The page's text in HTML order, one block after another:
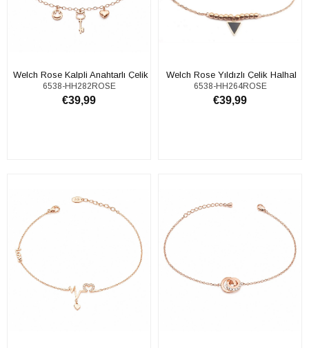
​​​ Welch Rose Kalpli Anahtarlı Çelik
Halhal
6538-HH282ROSE
€39,99
​​​ Welch Rose Yıldızlı Çelik Halhal
6538-HH264ROSE
€39,99